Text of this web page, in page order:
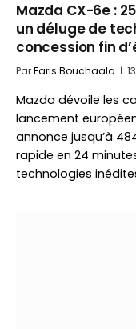
Mazda CX-6e :
un déluge de
concession fin
ParFaris Bouchaala
Mazda dévoile les
lancement
annonce jusqu’à
rapide en 24
technologies